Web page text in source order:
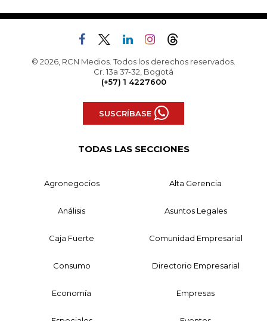
© 2026, RCN Medios. Todos los derechos reservados.
Cr. 13a 37-32, Bogotá
(+57) 1 4227600
SUSCRÍBASE
TODAS LAS SECCIONES
Agronegocios Alta Gerencia
Análisis Asuntos Legales
Caja Fuerte Comunidad Empresarial
Consumo Directorio Empresarial
Economía Empresas